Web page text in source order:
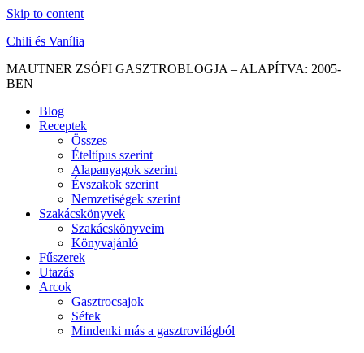
Skip to content
Chili és Vanília
MAUTNER ZSÓFI GASZTROBLOGJA – ALAPÍTVA: 2005-
BEN
Blog
Receptek
Összes
Ételtípus szerint
Alapanyagok szerint
Évszakok szerint
Nemzetiségek szerint
Szakácskönyvek
Szakácskönyveim
Könyvajánló
Fűszerek
Utazás
Arcok
Gasztrocsajok
Séfek
Mindenki más a gasztrovilágból